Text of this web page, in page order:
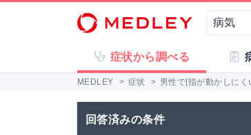
症状から調べる
MEDLEY > 症状 > 男性で[指が動かしに
回答済みの条件